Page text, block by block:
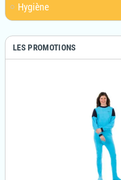
Hygiène
LES PROMOTIONS